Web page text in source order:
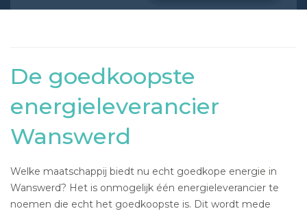
De goedkoopste
energieleverancier
Wanswerd
Welke maatschappij biedt nu echt goedkope energie in
Wanswerd? Het is onmogelijk één energieleverancier te
noemen die echt het goedkoopste is. Dit wordt mede